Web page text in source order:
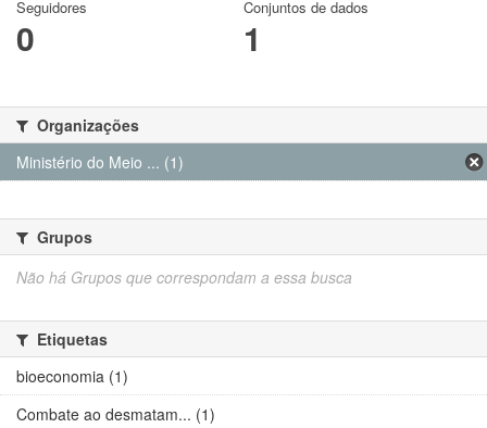
Seguidores
0
Conjuntos de dados
1
Organizações
Ministério do Meio ... (1)
Grupos
Não há Grupos que correspondam a essa busca
Etiquetas
bioeconomia (1)
Combate ao desmatam... (1)